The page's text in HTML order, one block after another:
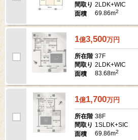
間取り 2LDK+WIC
面積
69.86m2
1億3,500万円
所在階 37F
間取り 2LDK+WIC
面積
83.68m2
1億1,700万円
所在階 38F
間取り 1SLDK+SIC
面積
69.86m2